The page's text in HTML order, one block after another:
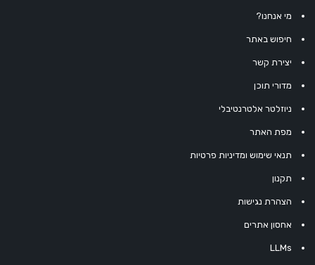
מי אנחנו?
חיפוש באתר
יצירת קשר
מדורי תוכן
ניוזלטר אלטרנטיבלי
מפת האתר
תנאי שימוש ומדיניות פרטיות
תקנון
הצהרת נגישות
אחסון אתרים
LLMs